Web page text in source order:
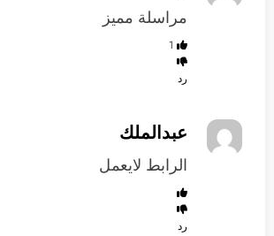
مراسلة مميز
1
رد
عبدالملك
الرابط لايعمل
رد